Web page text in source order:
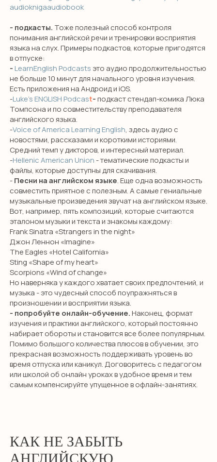
audioknigaaudiobook
- подкасты. Тоже полезный способ контроля
понимания английской речи и тренировки восприятия
языка на слух. Примеры подкастов, которые пригодятся
в отпуске:
-LearnEnglish Podcasts это аудио продолжительностью
не больше 10 минут для начального уровня изучения.
Есть приложения на Андроид и iOS.
-Luke’s ENGLISH Podcast-подкаст стендап-комика Люка
Томпсона и по совместительству преподавателя
английского языка.
-Voice of America Learning English, здесь аудио с
новостями, рассказами и короткими историями.
Средний темп у дикторов, и интересный материал.
-Hellenic American Union - тематические подкасты и
файлы, которые доступны для скачивания.
-Песни на английском языке. Еще одна возможность
совместить приятное с полезным. А самые гениальные
музыкальные произведения звучат на английском языке.
Вот, например, пять композиций, которые считаются
эталоном музыки и текста и знакомы каждому:
Frank Sinatra «Strangers in the night»
Джон Леннон «Imagine»
The Eagles «Hotel California»
Sting «Shape of my heart»
Scorpions «Wind of change»
Но наверняка у каждого хватает своих предпочтений, и
музыка - это чудесный способ поупражняться в
произношении и восприятии языка.
- попробуйте онлайн-обучение.Наконец, формат
изучения и практики английского, который постоянно
набирает обороты и становится все более популярным.
Помимо большого количества плюсов в обучении, это
прекрасная возможность поддерживать уровень во
время отпуска или каникул. Договоритесь с педагогом
или школой об онлайн уроках в удобное время и тем
самым компенсируйте упущенное в офлайн-занятиях.
КАК НЕ ЗАБЫТЬ
АНГЛИЙСКУЮ